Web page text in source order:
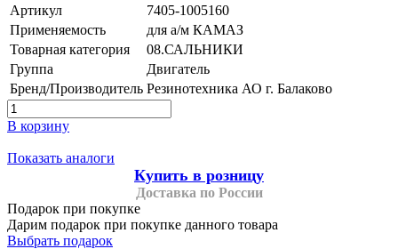
Артикул
7405-1005160
Применяемость
для а/м КАМАЗ
Товарная категория
08.САЛЬНИКИ
Группа
Двигатель
Бренд/Производитель Резинотехника АО г. Балаково
В корзину
Показать аналоги
Купить в розницу
Доставка по России
Подарок при покупке
Дарим подарок при покупке данного товара
Выбрать подарок